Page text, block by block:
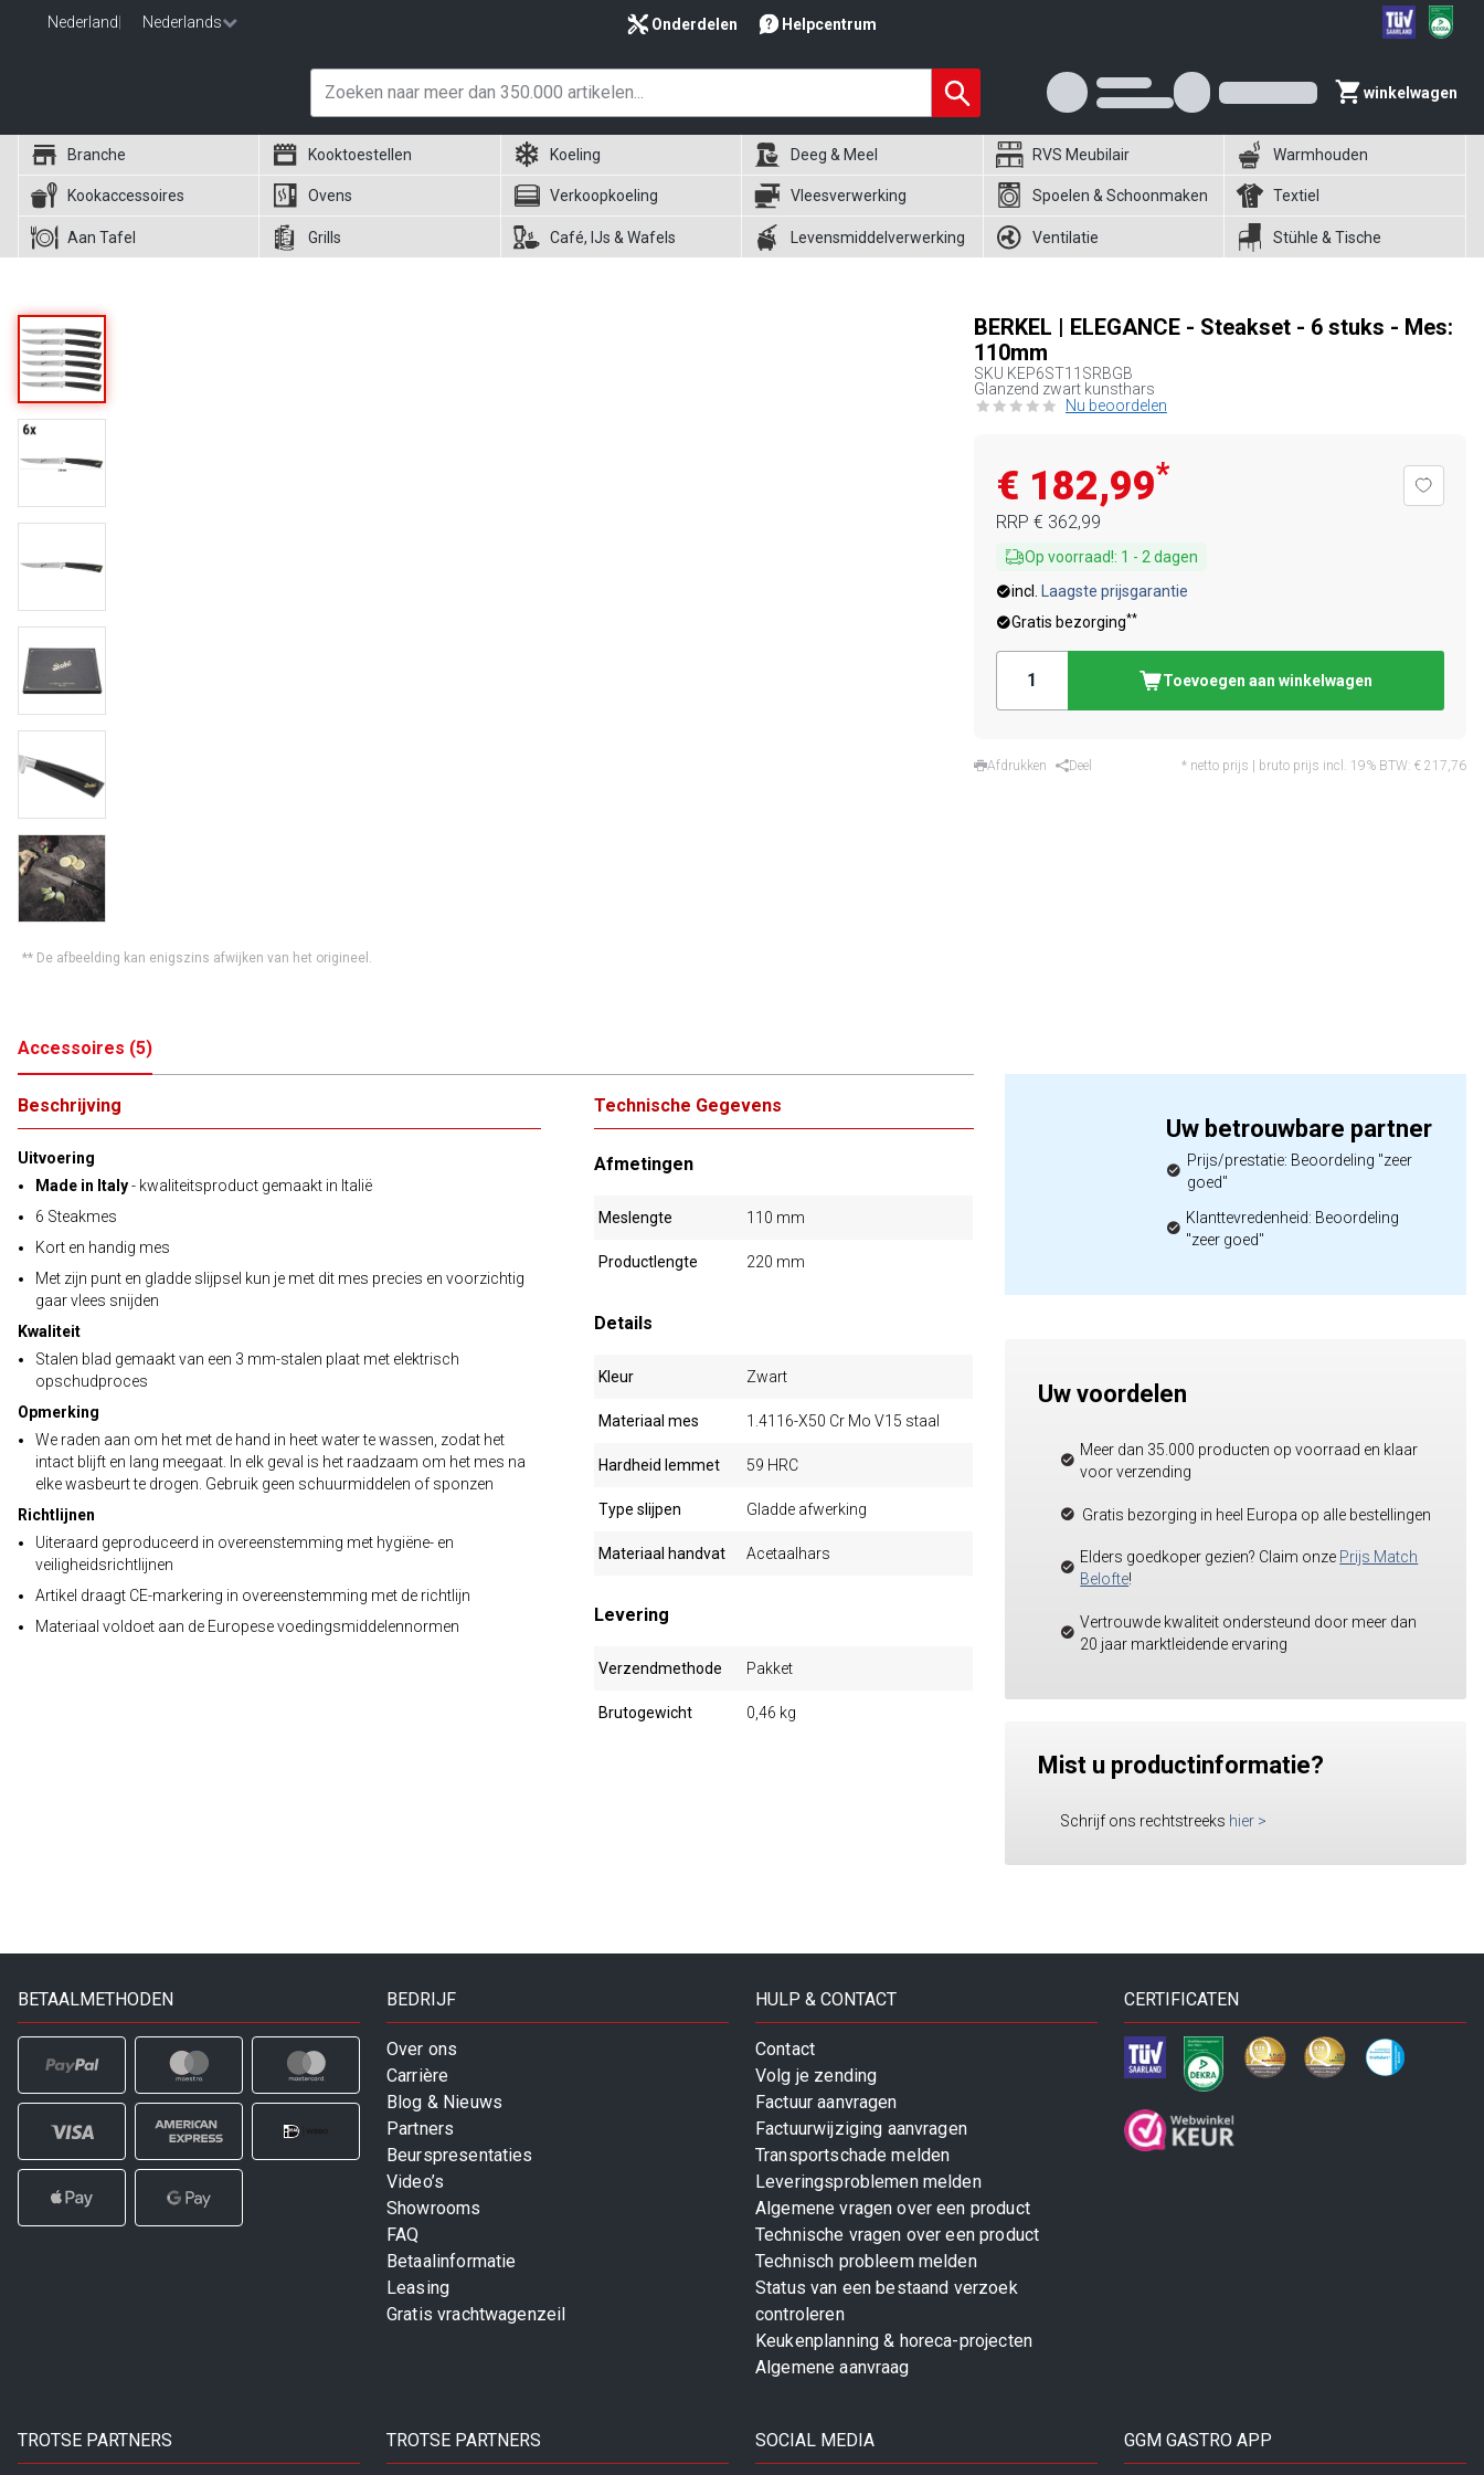
Nederland Nederlands Onderdelen Helpcentrum
winkelwagen
Branche Kooktoestellen Koeling Deeg & Meel RVS Meubilair Warmhouden
Kookaccessoires Ovens Verkoopkoeling Vleesverwerking Spoelen & Schoonmaken Textiel
Aan Tafel Grills Café, IJs & Wafels Levensmiddelverwerking Ventilatie Stühle & Tische
** De afbeelding kan enigszins afwijken van het origineel.
BERKEL | ELEGANCE - Steakset - 6 stuks - Mes:
110mm
SKU KEP6ST11SRBGB
Glanzend zwart kunsthars
Nu beoordelen
€ 182,99*
RRP € 362,99
Op voorraad!: 1 - 2 dagen
incl.
Laagste prijsgarantie
Gratis bezorging**
Toevoegen aan winkelwagen
Afdrukken Deel * netto prijs | bruto prijs incl. 19% BTW: € 217,76
Accessoires (5)
Beschrijving
Uitvoering
Made in Italy- kwaliteitsproduct gemaakt in Italië
6 Steakmes
Kort en handig mes
Met zijn punt en gladde slijpsel kun je met dit mes precies en voorzichtig
gaar vlees snijden
Kwaliteit
Stalen blad gemaakt van een 3 mm-stalen plaat met elektrisch
opschudproces
Opmerking
We raden aan om het met de hand in heet water te wassen, zodat het
intact blijft en lang meegaat. In elk geval is het raadzaam om het mes na
elke wasbeurt te drogen. Gebruik geen schuurmiddelen of sponzen
Richtlijnen
Uiteraard geproduceerd in overeenstemming met hygiëne- en
veiligheidsrichtlijnen
Artikel draagt CE-markering in overeenstemming met de richtlijn
Materiaal voldoet aan de Europese voedingsmiddelennormen
Technische Gegevens
Afmetingen
Meslengte 110 mm
Productlengte 220 mm
Details
Kleur Zwart
Materiaal mes 1.4116-X50 Cr Mo V15 staal
Hardheid lemmet 59 HRC
Type slijpen Gladde afwerking
Materiaal handvat Acetaalhars
Levering
Verzendmethode Pakket
Brutogewicht 0,46 kg
Uw betrouwbare partner
Prijs/prestatie: Beoordeling "zeer
goed"
Klanttevredenheid: Beoordeling
"zeer goed"
Uw voordelen
Meer dan 35.000 producten op voorraad en klaar
voor verzending
Gratis bezorging in heel Europa op alle bestellingen
Elders goedkoper gezien? Claim onze Prijs Match
Belofte!
Vertrouwde kwaliteit ondersteund door meer dan
20 jaar marktleidende ervaring
Mist u productinformatie?
Schrijf ons rechtstreeks hier >
BETAALMETHODEN BEDRIJF
Over ons
Carrière
Blog & Nieuws
Partners
Beurspresentaties
Video’s
Showrooms
FAQ
Betaalinformatie
Leasing
Gratis vrachtwagenzeil
HULP & CONTACT
Contact
Volg je zending
Factuur aanvragen
Factuurwijziging aanvragen
Transportschade melden
Leveringsproblemen melden
Algemene vragen over een product
Technische vragen over een product
Technisch probleem melden
Status van een bestaand verzoek
controleren
Keukenplanning & horeca-projecten
Algemene aanvraag
CERTIFICATEN
TROTSE PARTNERS TROTSE PARTNERS SOCIAL MEDIA GGM GASTRO APP